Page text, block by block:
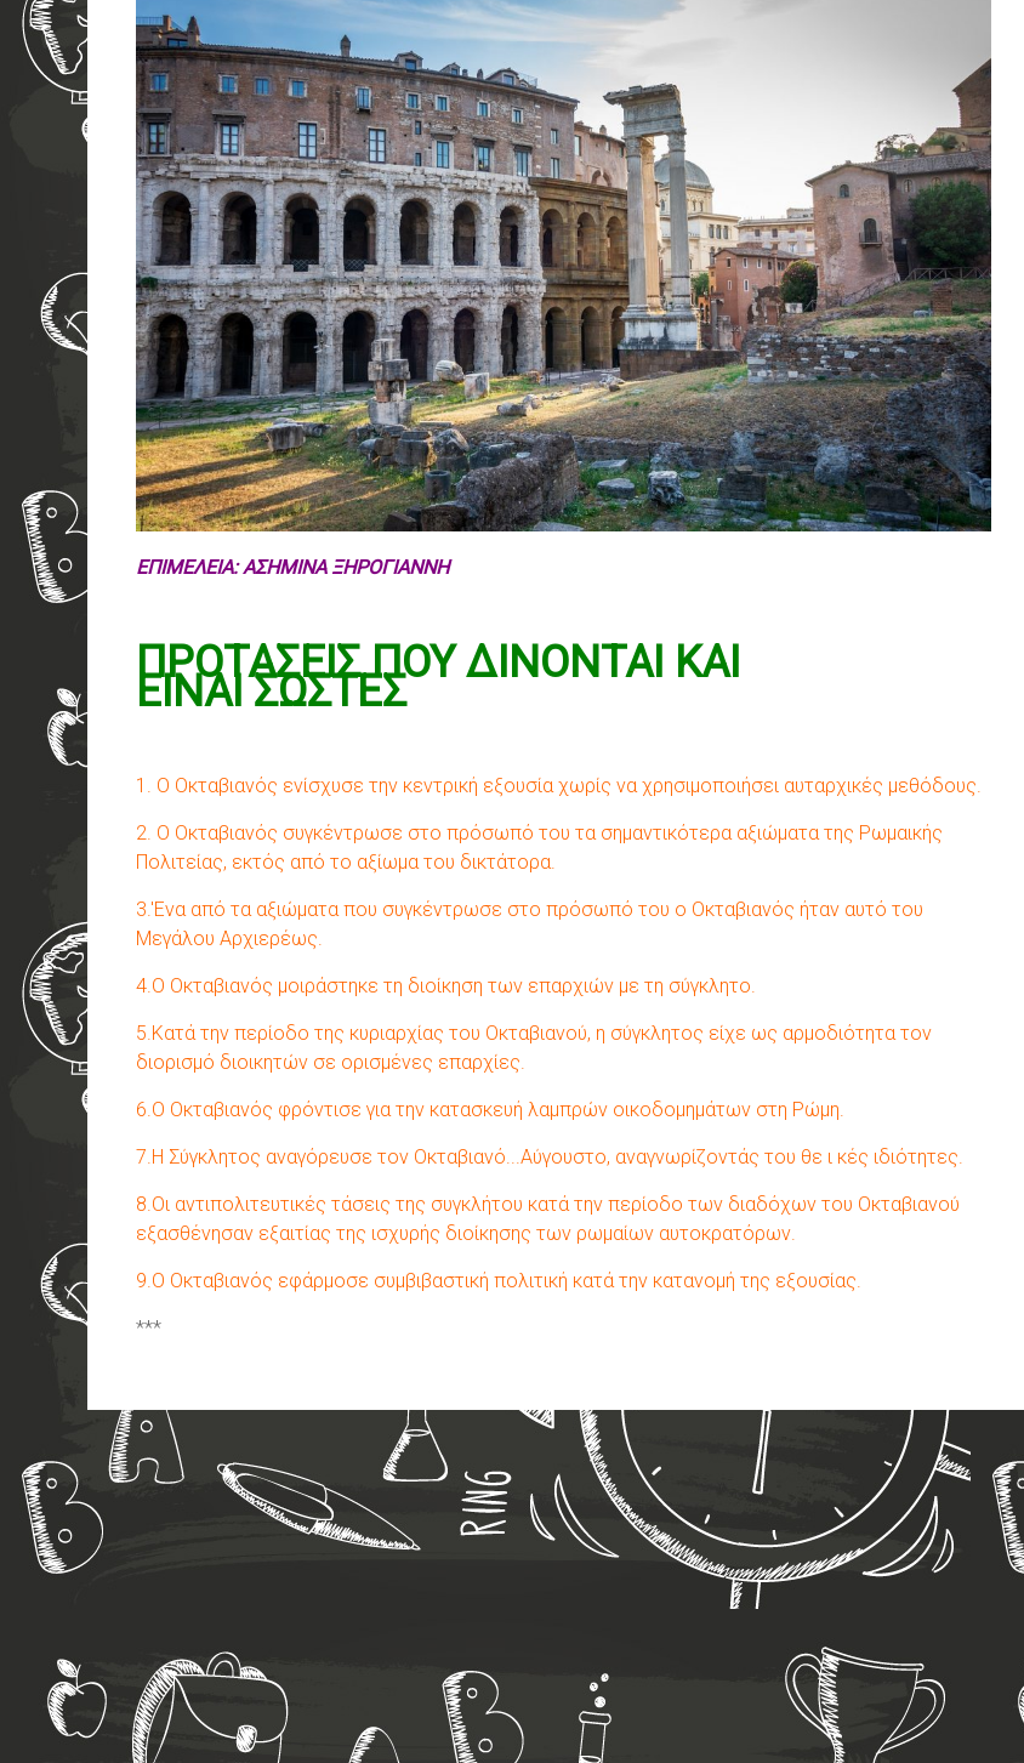
ΕΠΙΜΕΛΕΙΑ: ΑΣΗΜΙΝΑ ΞΗΡΟΓΙΑΝΝΗ
ΠΡΟΤΑΣΕΙΣ ΠΟΥ ΔΙΝΟΝΤΑΙ ΚΑΙ
ΕΙΝΑΙ ΣΩΣΤΕΣ
1. Ο Οκταβιανός ενίσχυσε την κεντρική εξουσία χωρίς να χρησιμοποιήσει αυταρχικές μεθόδους.
2. Ο Οκταβιανός συγκέντρωσε στο πρόσωπό του τα σημαντικότερα αξιώματα της Ρωμαικής
Πολιτείας, εκτός από το αξίωμα του δικτάτορα.
3.'Ενα από τα αξιώματα που συγκέντρωσε στο πρόσωπό του ο Οκταβιανός ήταν αυτό του
Μεγάλου Αρχιερέως.
4.Ο Οκταβιανός μοιράστηκε τη διοίκηση των επαρχιών με τη σύγκλητο.
5.Κατά την περίοδο της κυριαρχίας του Οκταβιανού, η σύγκλητος είχε ως αρμοδιότητα τον
διορισμό διοικητών σε ορισμένες επαρχίες.
6.Ο Οκταβιανός φρόντισε για την κατασκευή λαμπρών οικοδομημάτων στη Ρώμη.
7.Η Σύγκλητος αναγόρευσε τον Οκταβιανό...Αύγουστο, αναγνωρίζοντάς του θε ι κές ιδιότητες.
8.Οι αντιπολιτευτικές τάσεις της συγκλήτου κατά την περίοδο των διαδόχων του Οκταβιανού
εξασθένησαν εξαιτίας της ισχυρής διοίκησης των ρωμαίων αυτοκρατόρων.
9.Ο Οκταβιανός εφάρμοσε συμβιβαστική πολιτική κατά την κατανομή της εξουσίας.
***